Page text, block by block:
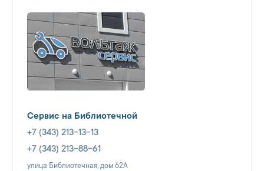
Сервис на Библиотечной
+7 (343) 213-13-13
+7 (343) 213-88-61
улица Библиотечная, дом 62А